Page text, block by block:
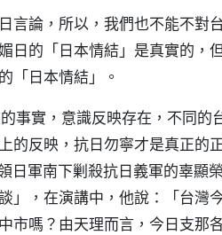
言論，所以，我們也不能不對
日的「日本情結」是真實的，
「日本情結」。
事實，意識反映存在，不同的
的反映，抗日勿寧才是真正的
日軍南下剿殺抗日義軍的辜顯
」，在演講中，他說：「台灣
市嗎？由天理而言，今日支那